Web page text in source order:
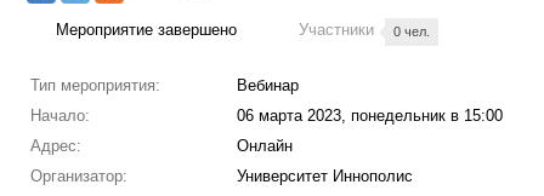
Мероприятие завершено Участники 0 чел.
Тип мероприятия:
Вебинар
Начало:
06 марта 2023, понедельник в 15:00
Адрес:
Онлайн
Организатор:
Университет Иннополис